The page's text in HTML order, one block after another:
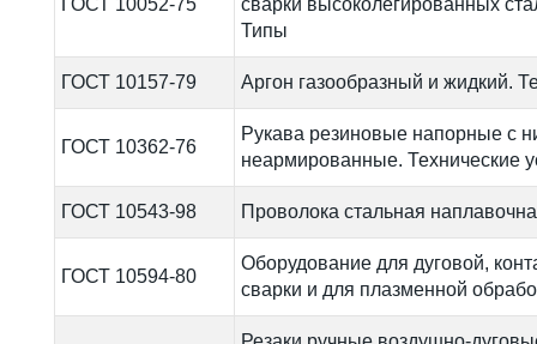
Типы
ГОСТ 10157-79 Аргон газообразный и жидкий.
ГОСТ 10362-76
Рукава резиновые напорные с
неармированные. Технические
ГОСТ 10543-98 Проволока стальная
ГОСТ 10594-80
Оборудование для дуговой,
сварки и для плазменной